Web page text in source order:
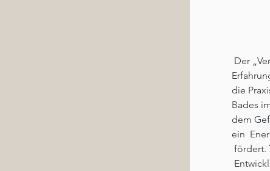
Der
die
Bades
dem
ein
fördert.